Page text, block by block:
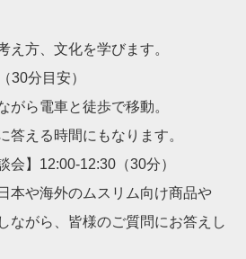
え方、文化を学びます。
30分目安）
がら電車と徒歩で移動。
える時間にもなります。
会】12:00-12:30（30分）
本や海外のムスリム向け商品や
ながら、皆様のご質問にお答えし